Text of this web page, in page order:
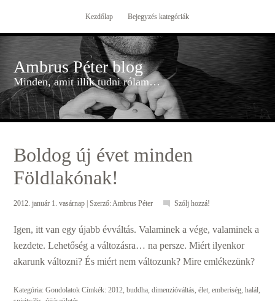
Kezdőlap Bejegyzés kategóriák
Ambrus Péter blog
Minden, amit illik tudni rólam…
Boldog új évet minden
Földlakónak!
2012. január 1. vasárnap | Szerző:Ambrus Péter Szólj hozzá!
Igen, itt van egy újabb évváltás. Valaminek a vége, valaminek a
kezdete. Lehetőség a változásra… na persze. Miért ilyenkor
akarunk változni? És miért nem változunk? Mire emlékezünk?
Kategória:Gondolatok Címkék:2012,buddha,dimenzióváltás,élet,emberiség,halál,